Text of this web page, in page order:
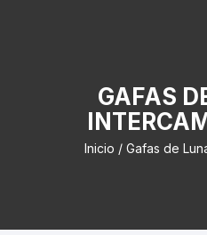
GAFAS
Inicio / Gafas de